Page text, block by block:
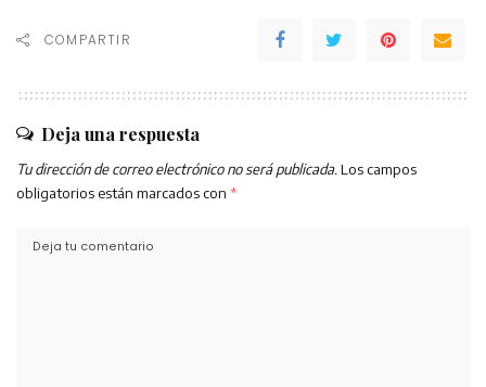
COMPARTIR
Deja una respuesta
Tu dirección de correo electrónico no será publicada. Los campos
obligatorios están marcados con *